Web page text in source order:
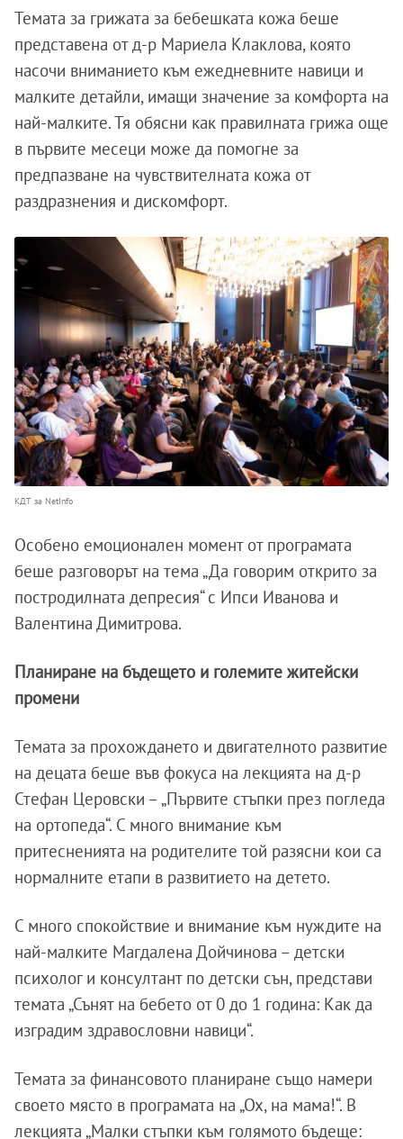
Темата за грижата за бебешката кожа беше
представена от д-р Мариела Клаклова, която
насочи вниманието към ежедневните навици и
малките детайли, имащи значение за комфорта на
най-малките. Тя обясни как правилната грижа още
в първите месеци може да помогне за
предпазване на чувствителната кожа от
раздразнения и дискомфорт.
КДТ за NetInfo
Особено емоционален момент от програмата
беше разговорът на тема „Да говорим открито за
постродилната депресия“ с Ипси Иванова и
Валентина Димитрова.
Планиране на бъдещето и големите житейски
промени
Темата за прохождането и двигателното развитие
на децата беше във фокуса на лекцията на д-р
Стефан Церовски – „Първите стъпки през погледа
на ортопеда“. С много внимание към
притесненията на родителите той разясни кои са
нормалните етапи в развитието на детето.
С много спокойствие и внимание към нуждите на
най-малките Магдалена Дойчинова – детски
психолог и консултант по детски сън, представи
темата „Сънят на бебето от 0 до 1 година: Как да
изградим здравословни навици“.
Темата за финансовото планиране също намери
своето място в програмата на „Ох, на мама!“. В
лекцията „Малки стъпки към голямото бъдеще: